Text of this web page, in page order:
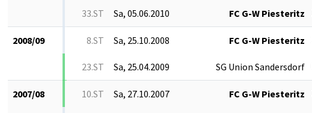
33.ST Sa, 05.06.2010 FC G-W Piesteritz
2008/09 8.ST Sa, 25.10.2008 FC G-W Piesteritz
23.ST Sa, 25.04.2009 SG Union Sandersdorf
2007/08 10.ST Sa, 27.10.2007 FC G-W Piesteritz